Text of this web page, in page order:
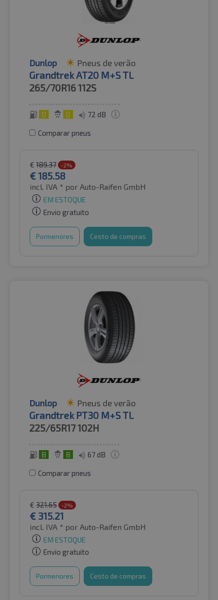
Dunlop Pneus de verão
Grandtrek AT20 M+S TL
265/70R16112S
D D 72 dB
Comparar pneus
€ 189.37 -2%
€185.58
incl. IVA * por Auto-Raifen GmbH
EM ESTOQUE
Envio gratuito
Pormenores Cesto de compras
Dunlop Pneus de verão
Grandtrek PT30 M+S TL
225/65R17102H
B B 67 dB
Comparar pneus
€ 321.65 -2%
€ 315.21
incl. IVA * por Auto-Raifen GmbH
EM ESTOQUE
Envio gratuito
Pormenores Cesto de compras